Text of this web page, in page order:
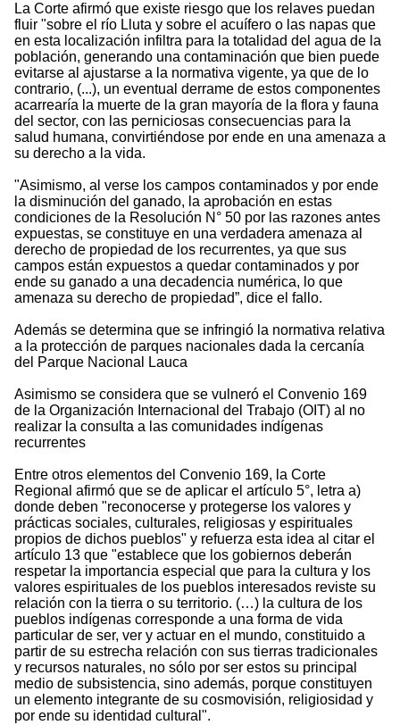
La Corte afirmó que existe riesgo que los relaves puedan
fluir "sobre el río Lluta y sobre el acuífero o las napas que
en esta localización infiltra para la totalidad del agua de la
población, generando una contaminación que bien puede
evitarse al ajustarse a la normativa vigente, ya que de lo
contrario, (...), un eventual derrame de estos componentes
acarrearía la muerte de la gran mayoría de la flora y fauna
del sector, con las perniciosas consecuencias para la
salud humana, convirtiéndose por ende en una amenaza a
su derecho a la vida.
"Asimismo, al verse los campos contaminados y por ende
la disminución del ganado, la aprobación en estas
condiciones de la Resolución N° 50 por las razones antes
expuestas, se constituye en una verdadera amenaza al
derecho de propiedad de los recurrentes, ya que sus
campos están expuestos a quedar contaminados y por
ende su ganado a una decadencia numérica, lo que
amenaza su derecho de propiedad”, dice el fallo.
Además se determina que se infringió la normativa relativa
a la protección de parques nacionales dada la cercanía
del Parque Nacional Lauca
Asimismo se considera que se vulneró el Convenio 169
de la Organización Internacional del Trabajo (OIT) al no
realizar la consulta a las comunidades indígenas
recurrentes
Entre otros elementos del Convenio 169, la Corte
Regional afirmó que se de aplicar el artículo 5°, letra a)
donde deben "reconocerse y protegerse los valores y
prácticas sociales, culturales, religiosas y espirituales
propios de dichos pueblos" y refuerza esta idea al citar el
artículo 13 que "establece que los gobiernos deberán
respetar la importancia especial que para la cultura y los
valores espirituales de los pueblos interesados reviste su
relación con la tierra o su territorio. (…) la cultura de los
pueblos indígenas corresponde a una forma de vida
particular de ser, ver y actuar en el mundo, constituido a
partir de su estrecha relación con sus tierras tradicionales
y recursos naturales, no sólo por ser estos su principal
medio de subsistencia, sino además, porque constituyen
un elemento integrante de su cosmovisión, religiosidad y
por ende su identidad cultural".